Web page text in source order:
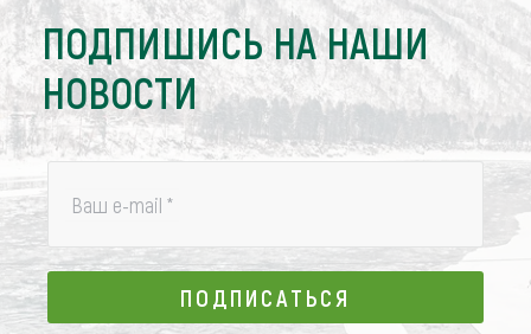
ПОДПИШИСЬ НА НАШИ
НОВОСТИ
Ваш e-mail *
ПОДПИСАТЬСЯ